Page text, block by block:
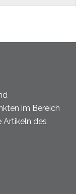
im Bereich
Artikeln des